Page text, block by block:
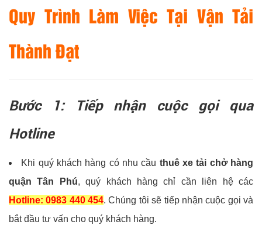
Quy Trình Làm Việc Tại Vận Tải
Thành Đạt
Bước 1: Tiếp nhận cuộc gọi qua
Hotline
Khi quý khách hàng có nhu cầu thuê xe tải chở hàng
quận Tân Phú, quý khách hàng chỉ cần liên hệ các
Hotline: 0983 440 454. Chúng tôi sẽ tiếp nhận cuộc gọi và
bắt đầu tư vấn cho quý khách hàng.